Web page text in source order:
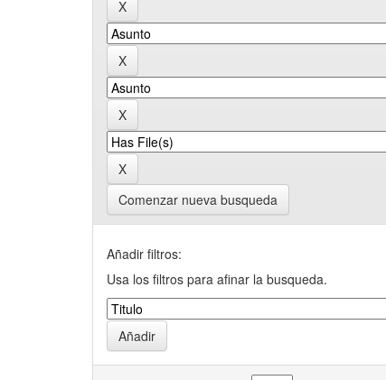
Comenzar nueva busqueda
Añadir filtros:
Usa los filtros para afinar la busqueda.